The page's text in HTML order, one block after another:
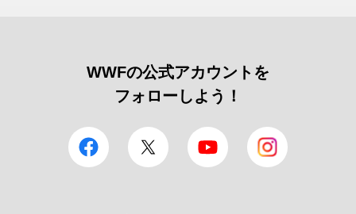
WWFの公式アカウントを
フォローしよう！
facebook Twitter YouTube